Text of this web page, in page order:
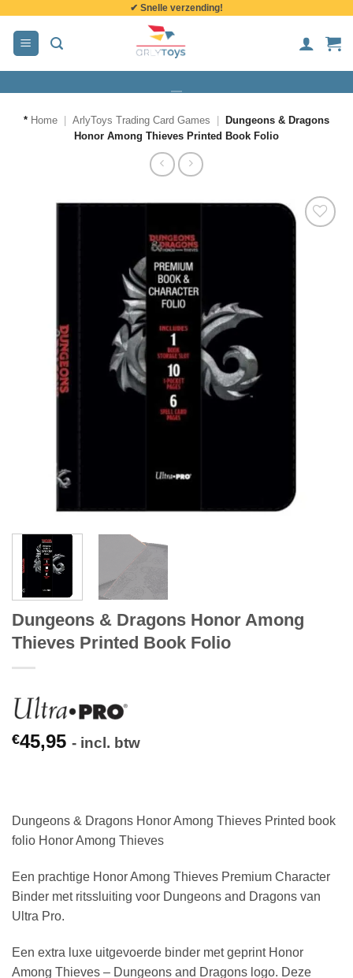
inhoud
✔ Snelle verzending!
* Home ArlyToys Trading Card Games
Dungeons & Dragons
Honor Among Thieves Printed Book Folio
Dungeons & Dragons Honor Among
Thieves Printed Book Folio
€45,95 - incl. btw
Dungeons & Dragons Honor Among Thieves Printed book
folio Honor Among Thieves
Een prachtige Honor Among Thieves Premium Character
Binder met ritssluiting voor Dungeons and Dragons van
Ultra Pro.
Een extra luxe uitgevoerde binder met geprint Honor
Among Thieves – Dungeons and Dragons logo. Deze